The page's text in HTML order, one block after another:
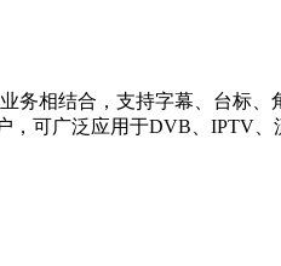
务相结合，支持字幕、台标
可广泛应用于DVB、IPTV、